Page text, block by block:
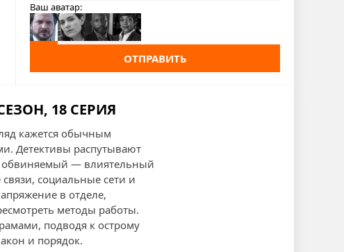
Ваш аватар:
ОТПРАВИТЬ
18 СЕРИЯ
кажется обычным
Детективы распутывают
обвиняемый — влиятельный
социальные сети и
в отделе,
методы работы.
подводя к острому
и порядок.